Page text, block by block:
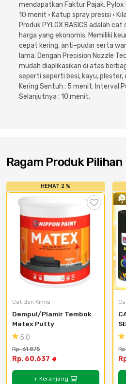
mendapatkan Faktur Pajak. Pylox
10 menit • Katup spray presisi •
Produk PYLOX BASICS adalah
harga yang ekonomis. Memiliki
cepat kering, anti-pudar serta
lama. Dengan Precision Nozzle
mudah diaplikasikan di atas
seperti seperti besi, kayu, plester,
Kering Sentuh : 5 menit. Interval
Selanjutnya : 10 menit.
Ragam Produk Pilihan
HEMAT 2 %
Cat dan Kimia
Dempul/Plamir Tembok
Matex Putty
5.0
Rp. 61.875
Rp. 60.637
+ Keranjang